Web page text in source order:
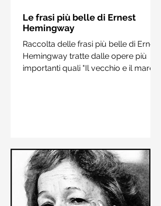
Hesse
Raccolta delle frasi più belle di
Hermann Hesse estrapolate dai suoi
libri più importanti come "Siddharta",
"Sull'amore" e "Demian"
Le frasi più belle di Ernest
Hemingway
Raccolta delle frasi più belle di Ernest
Hemingway tratte dalle opere più
importanti quali "Il vecchio e il mare",